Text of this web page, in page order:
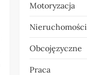
Motoryzacja
Nieruchomości
Obcojęzyczne
Praca